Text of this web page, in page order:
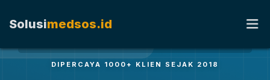
Solusimedsos.id
DIPERCAYA 1000+ KLIEN SEJAK 2018